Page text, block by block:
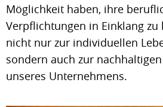
Möglichkeit haben, ihre
Verpflichtungen in Einklang
nicht nur zur individuellen
sondern auch zur
unseres Unternehmens.